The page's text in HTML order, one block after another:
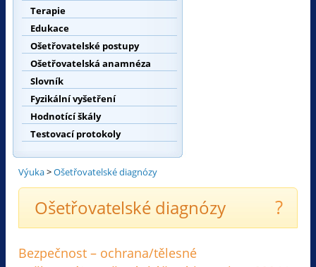
Terapie
Edukace
Ošetřovatelské postupy
Ošetřovatelská anamnéza
Slovník
Fyzikální vyšetření
Hodnotící škály
Testovací protokoly
Výuka>Ošetřovatelské diagnózy
Ošetřovatelské diagnózy ?
Bezpečnost – ochrana/tělesné